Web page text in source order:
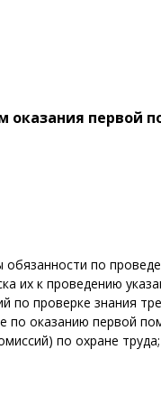
оказания первой
по
к проведению
по проверке знания
по оказанию первой
по охране труда;